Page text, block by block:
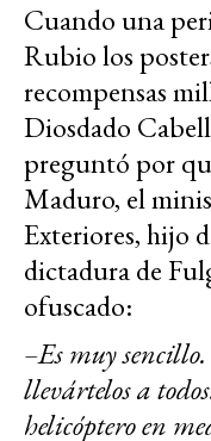
Cuando una
Rubio los
recompensas
Diosdado
preguntó por
Maduro, el
Exteriores, hijo
dictadura de
ofuscado:
–Es muy
llevártelos a
helicóptero en